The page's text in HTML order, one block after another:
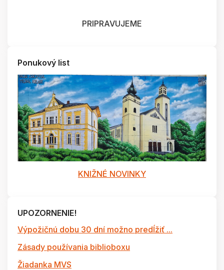
PRIPRAVUJEME
Ponukový list
KNIŽNÉ NOVINKY
UPOZORNENIE!
Výpožičnú dobu 30 dní možno predĺžiť ...
Zásady používania biblioboxu
Žiadanka MVS